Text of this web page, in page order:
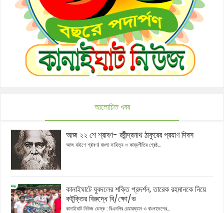
আলোচিত খবর
আজ ২২ শে শ্রাবণ- রবীন্দ্রনাথ ঠাকুরের প্রয়াণ দিবস
আজ বাইশে শ্রাবণ। বাংলা সাহিত্য ও কাব্যগীতির শ্রেষ্ঠ...
কানাইঘাটে যুবদলের শক্তি প্রদর্শন, তারেক রহমানকে নিয়ে
কটূক্তির বিরুদ্ধে বি/ক্ষো/ভ
কানাইঘাট নিউজ ডেস্ক : বিএনপির চেয়ারম্যান ও বাংলাদেশের...